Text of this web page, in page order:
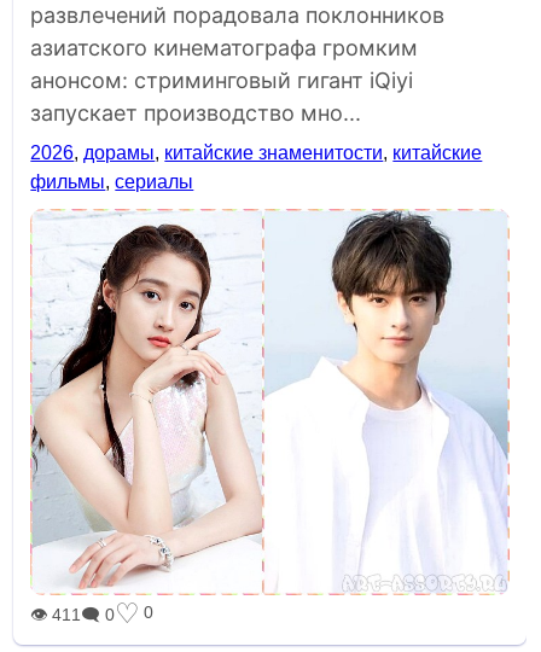
развлечений порадовала поклонников
азиатского кинематографа громким
анонсом: стриминговый гигант iQiyi
запускает производство мно...
2026, дорамы, китайские знаменитости, китайские
фильмы,сериалы
👁 411 🗨 0♡ 0